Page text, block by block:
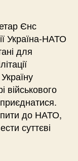
Єнс
Україна-НАТО
для
військового
до НАТО,
суттєві